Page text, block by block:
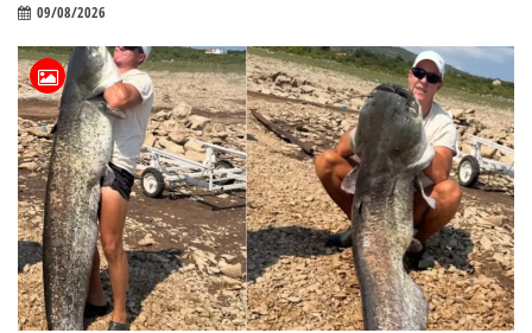
09/08/2026